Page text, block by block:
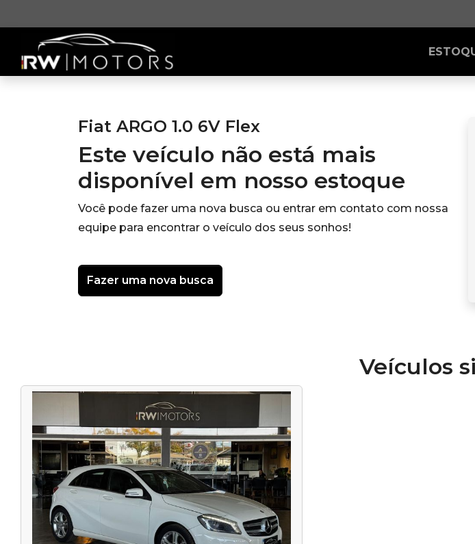
Fiat ARGO 1.0 6V Flex
Este veículo não está mais
disponível em nosso estoque
Você pode fazer uma nova busca ou entrar em contato com nossa
equipe para encontrar o veículo dos seus sonhos!
Fazer uma nova busca
Veículos